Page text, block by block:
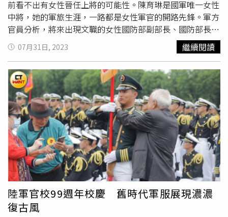
大，但是創造這麼大的價值。不相信我的話，可以自己比比
看！」吳鳳來台17年，每年都會準時寫下祝福。（圖／翻攝
自吳鳳 Rifat臉書）
前看不出有女性晉任上將的可能性。陳育琳是國軍唯一女性
中將，她的軍旅生涯，一路都是女性軍官的開路先鋒。軍方
官員分析，將來出現文職的女性國防部副部長、國防部長並
非不可能，但很難看到女性升上將，因為上將缺都是出身作
戰官科，而非政戰官科。參謀本部通資次長室處長蕭人瑾少
將，8月1日即將調任空軍通航聯隊長，蕭人瑾是目前唯一非
政戰官科的女性將領，並將成為空軍首位女性聯隊長。女性
官士兵占全體國軍比例約15％，卻僅有4位女性將領，包括
陳育琳中將、陸軍馬防部政戰主任龔瓊玉少將、陸軍後勤指
揮部政戰主任辜麗都少將及蕭人瑾少將。除蕭人瑾屬兵科，
陳育琳等3位均為政戰將領。在美國，女性在軍中發展較台
灣順遂。拜登總統在2021年國際婦女節，打破美軍「天花
板」，提名2位女性四星上將當作戰區司令。上周，拜登更
提名海軍軍令副部長弗蘭切蒂（Lisa Franchetti）出任海軍
軍令部長，若獲國會同意，她將是美國海軍首位女性軍令部
長，也是美軍參謀首長聯席會議的首位女性成員。國軍8月
人事調整還包括海軍艦隊指揮部政戰主任馮國維升任海軍政
戰副主任；海軍陸戰隊政戰主任林傳盛升艦指部主任；海軍
07月31日, 2023 繼續閱讀
陸軍官校99週年校慶 舊時代軍服展現濃濃
復古風